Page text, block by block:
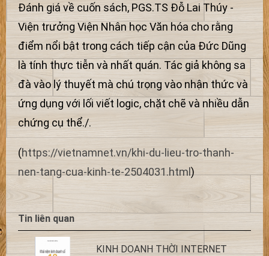
Đánh giá về cuốn sách, PGS.TS Đỗ Lai Thúy -
Viện trưởng Viện Nhân học Văn hóa cho rằng
điểm nổi bật trong cách tiếp cận của Đức Dũng
là tính thực tiễn và nhất quán. Tác giả không sa
đà vào lý thuyết mà chú trọng vào nhận thức và
ứng dụng với lối viết logic, chặt chẽ và nhiều dẫn
chứng cụ thể./.
(https://vietnamnet.vn/khi-du-lieu-tro-thanh-
nen-tang-cua-kinh-te-2504031.html)
Tin liên quan
KINH DOANH THỜI INTERNET